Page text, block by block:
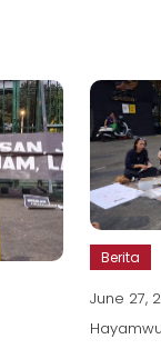
Berita
June 27,